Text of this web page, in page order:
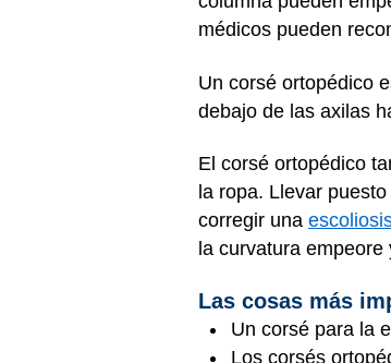
médicos pueden
Un corsé ortopédico
debajo de las axilas
El corsé ortopédico
la ropa. Llevar
corregir una
la curvatura
Las cosas más
Un corsé para la
Los corsés